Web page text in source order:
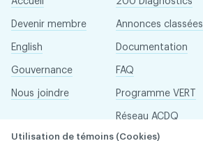
Devenir membre
English
Gouvernance
Nous joindre
Annonces classées
Documentation
FAQ
Programme VERT
Réseau ACDQ
Utilisation de témoins (Cookies)